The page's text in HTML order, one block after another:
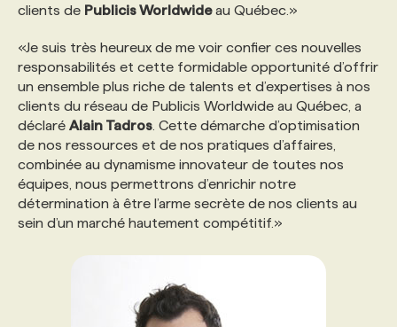
clients de Publicis Worldwideau Québec.»
«Je suis très heureux de me voir confier ces nouvelles
responsabilités et cette formidable opportunité d’offrir
un ensemble plus riche de talents et d’expertises à nos
clients du réseau de Publicis Worldwide au Québec, a
déclaré Alain Tadros . Cette démarche d’optimisation
de nos ressources et de nos pratiques d’affaires,
combinée au dynamisme innovateur de toutes nos
équipes, nous permettrons d’enrichir notre
détermination à être l’arme secrète de nos clients au
sein d’un marché hautement compétitif.»